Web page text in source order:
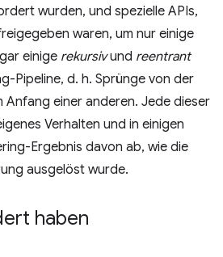
wurden, und spezielle APIs,
waren, um nur einige
einige rekursivund reentrant
Pipeline, d. h. Sprünge von der
Anfang einer anderen. Jede dieser
Verhalten und in einigen
Ergebnis davon ab, wie die
ausgelöst wurde.
haben